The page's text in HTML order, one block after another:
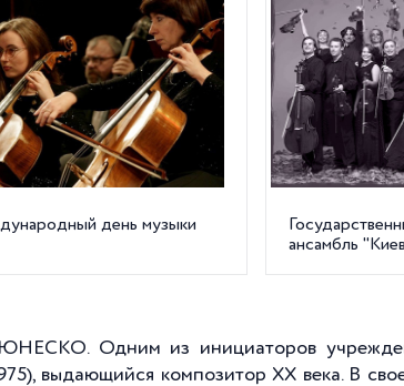
день музыки
ансамбль
Одним из инициаторов
выдающийся композитор XX века. В